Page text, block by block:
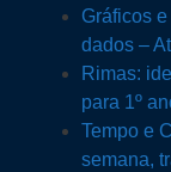
Gráficos
dados –
Rimas:
para 1º
Tempo e
semana,